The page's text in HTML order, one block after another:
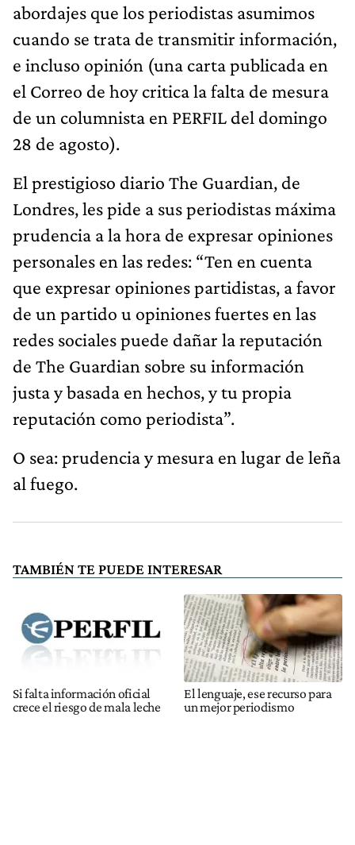
abordajes que los periodistas asumimos
cuando se trata de transmitir información,
e incluso opinión (una carta publicada en
el Correo de hoy critica la falta de mesura
de un columnista en PERFIL del domingo
28 de agosto).
El prestigioso diario The Guardian, de
Londres, les pide a sus periodistas máxima
prudencia a la hora de expresar opiniones
personales en las redes: “Ten en cuenta
que expresar opiniones partidistas, a favor
de un partido u opiniones fuertes en las
redes sociales puede dañar la reputación
de The Guardian sobre su información
justa y basada en hechos, y tu propia
reputación como periodista”.
O sea: prudencia y mesura en lugar de leña
al fuego.
TAMBIÉN TE PUEDE INTERESAR
Si falta información oficial
crece el riesgo de mala leche
El lenguaje, ese recurso para
un mejor periodismo